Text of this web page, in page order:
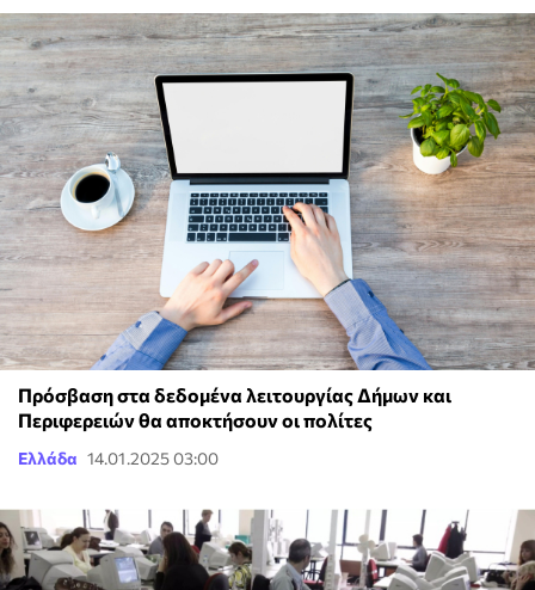
Πρόσβαση στα δεδομένα λειτουργίας Δήμων και
Περιφερειών θα αποκτήσουν οι πολίτες
Ελλάδα 14.01.2025 03:00